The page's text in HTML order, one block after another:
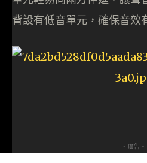
背設有低音單元，確保音效
- 廣告 -